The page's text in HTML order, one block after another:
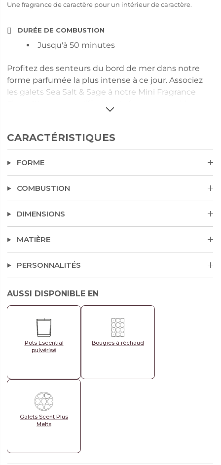
Une fragrance de caractère pour un intérieur de caractère.
DURÉE DE COMBUSTION
Jusqu'à 50 minutes
Profitez des senteurs du bord de mer dans notre
forme parfumée la plus intense à ce jour. Associez
les galets Sea Salt & Sage à notre Mini Fragrance
additionnés de notes boisées apaisantes. Les galets
sont vendus par 12.
CARACTÉRISTIQUES
FORME
COMBUSTION
DIMENSIONS
MATIÈRE
PERSONNALITÉS
AUSSI DISPONIBLE EN
Pots Escential
pulvérisé
Bougies à réchaud
Galets Scent Plus
Melts